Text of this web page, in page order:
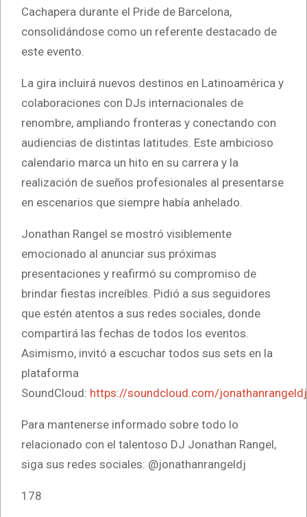
Cachapera durante el Pride de Barcelona,
consolidándose como un referente destacado de
este evento.
La gira incluirá nuevos destinos en Latinoamérica y
colaboraciones con DJs internacionales de
renombre, ampliando fronteras y conectando con
audiencias de distintas latitudes. Este ambicioso
calendario marca un hito en su carrera y la
realización de sueños profesionales al presentarse
en escenarios que siempre había anhelado.
Jonathan Rangel se mostró visiblemente
emocionado al anunciar sus próximas
presentaciones y reafirmó su compromiso de
brindar fiestas increíbles. Pidió a sus seguidores
que estén atentos a sus redes sociales, donde
compartirá las fechas de todos los eventos.
Asimismo, invitó a escuchar todos sus sets en la
plataforma
SoundCloud: https://soundcloud.com/jonathanrangeldj
Para mantenerse informado sobre todo lo
relacionado con el talentoso DJ Jonathan Rangel,
siga sus redes sociales: @jonathanrangeldj
178